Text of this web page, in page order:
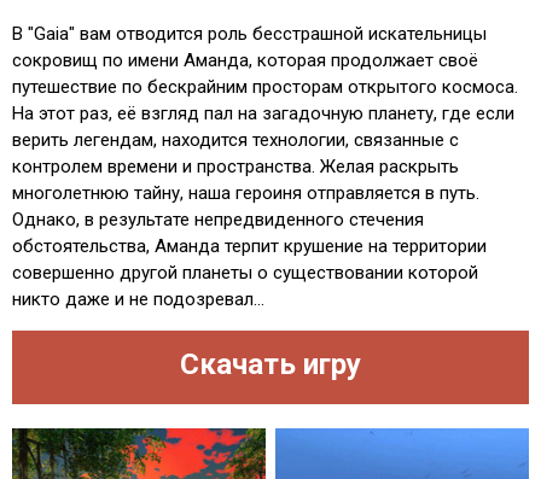
В "Gaia" вам отводится роль бесстрашной искательницы
сокровищ по имени Аманда, которая продолжает своё
путешествие по бескрайним просторам открытого космоса.
На этот раз, её взгляд пал на загадочную планету, где если
верить легендам, находится технологии, связанные с
контролем времени и пространства. Желая раскрыть
многолетнюю тайну, наша героиня отправляется в путь.
Однако, в результате непредвиденного стечения
обстоятельства, Аманда терпит крушение на территории
совершенно другой планеты о существовании которой
никто даже и не подозревал...
Скачать игру